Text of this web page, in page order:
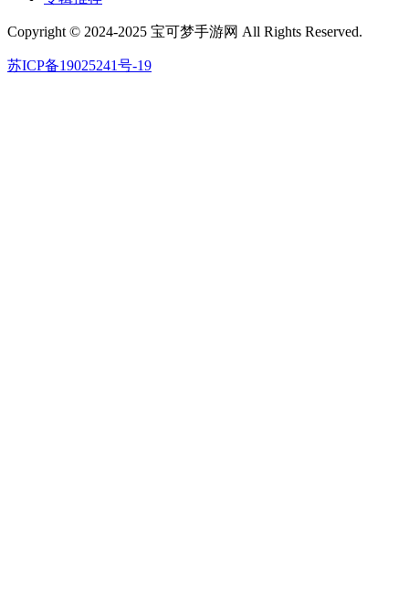
Copyright © 2024-2025 宝可梦手游网 All Rights Reserved.
苏ICP备19025241号-19